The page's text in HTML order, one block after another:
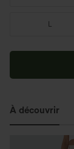
L
À découvrir